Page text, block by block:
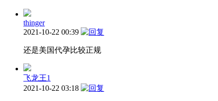
thinger
2021-10-22 00:39
还是美国代孕比较正规
飞龙王1
2021-10-22 03:18